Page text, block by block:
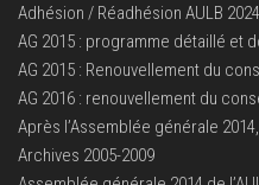
Adhésion / Réadhésion AULB 2024
AG 2015 : programme détaillé et
AG 2015 : Renouvellement du
AG 2016 : renouvellement du
Après l’Assemblée générale
Archives 2005-2009